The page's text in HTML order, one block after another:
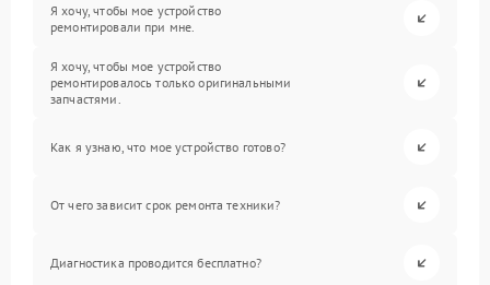
Я хочу, чтобы мое устройство
ремонтировали при мне.
Я хочу, чтобы мое устройство
ремонтировалось только оригинальными
запчастями.
Как я узнаю, что мое устройство готово?
От чего зависит срок ремонта техники?
Диагностика проводится бесплатно?